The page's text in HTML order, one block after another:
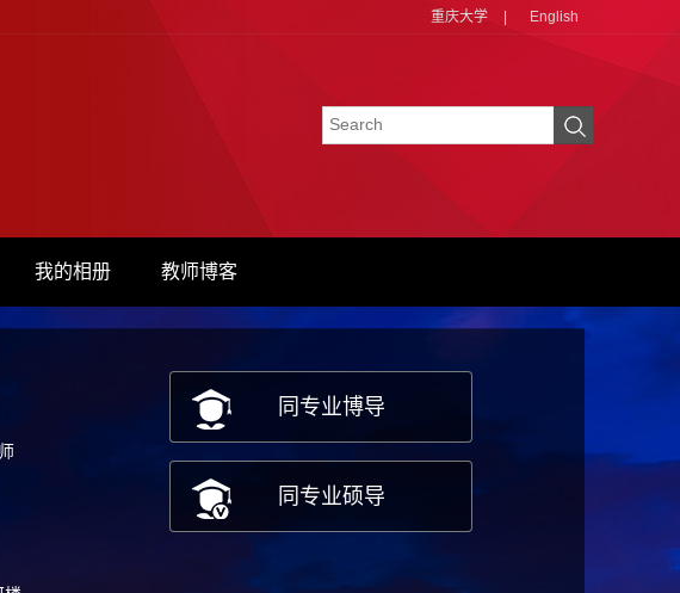
重庆大学 English
我的相册 教师博客
同专业博导
同专业硕导